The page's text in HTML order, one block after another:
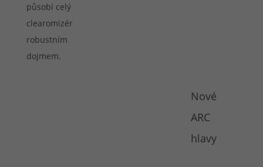
působí celý
clearomizér
robustním
dojmem.
Nové
ARC
hlavy